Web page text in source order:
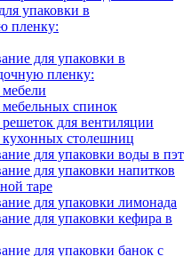
упаковки в
пленку:
для упаковки в
пленку:
мебельных спинок
для вентиляции
кухонных столешниц
для упаковки воды в пэт
для упаковки напитков
таре
для упаковки лимонада
для упаковки кефира в
для упаковки банок с